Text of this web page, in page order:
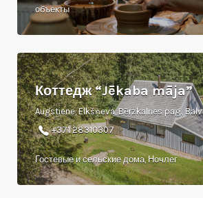
объекты
Коттедж “Jēkaba māja”
+371 28310307
Гостевые и сельские дома, Ночлег